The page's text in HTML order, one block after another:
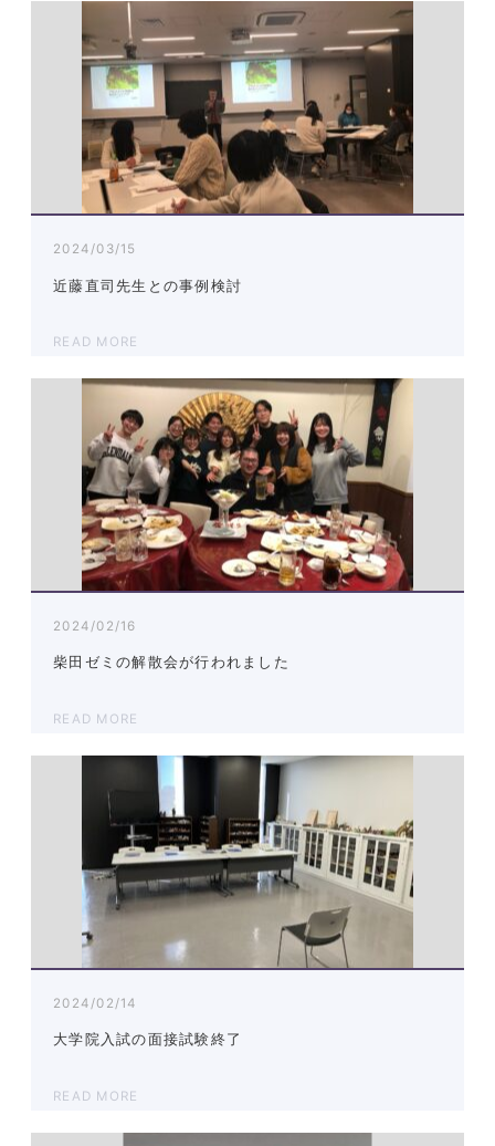
2024/03/15
近藤直司先生との事例検討
READ MORE
2024/02/16
柴田ゼミの解散会が行われました
READ MORE
2024/02/14
大学院入試の面接試験終了
READ MORE